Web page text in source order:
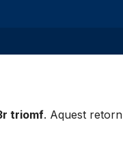
triomf. Aquest retorn